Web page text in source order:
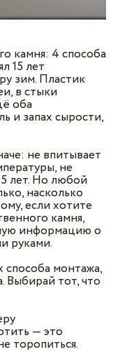
камня: 4 способа
15 лет
зим. Пластик
в стыки
оба
и запах сырости,
не впитывает
не
лет. Но любой
насколько
если хотите
камня,
информацию о
руками.
способа монтажа,
Выбирай тот, что
— это
торопиться.